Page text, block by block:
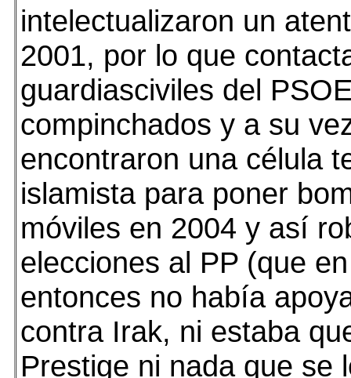
intelectualizaron un
2001, por lo que
guardiasciviles del
compinchados y a su
encontraron una célula
islamista para poner
móviles en 2004 y así
elecciones al PP (que
entonces no había
contra Irak, ni estaba
Prestige ni nada que se